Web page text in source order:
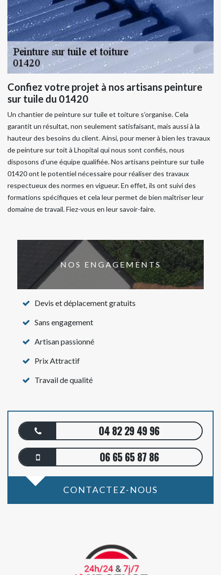
Confiez votre projet à nos artisans peinture
sur tuile du 01420
Un chantier de peinture sur tuile et toiture s’organise. Cela
garantit un résultat, non seulement satisfaisant, mais aussi à la
hauteur des besoins du client. Ainsi, pour mener à bien les travaux
de peinture sur toit à Lhopital qui nous sont confiés, nous
disposons d’une équipe qualifiée. Nos artisans peinture sur tuile
01420 ont le potentiel nécessaire pour réaliser des travaux
respectueux des normes en vigueur. En effet, ils ont suivi des
formations spécifiques et cela leur permet de bien maîtriser leur
domaine de travail. Fiez-vous en leur savoir-faire.
NOS ENGAGEMENTS
Devis et déplacement gratuits
Sans engagement
Artisan passionné
Prix Attractif
Travail de qualité
04 82 29 49 96
06 65 65 87 86
CONTACTEZ-NOUS